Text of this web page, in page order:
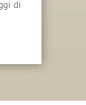
di